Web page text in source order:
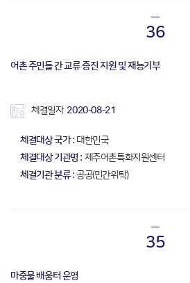
36
어촌 주민들 간 교류 증진 지원 및 재능기부
체결대상 국가 : 대한민국
체결대상 기관명 : 제주어촌특화지원센터
체결기관 분류 :공공(민간위탁)
체결일자 2020-08-21
35
마중물 배움터 운영